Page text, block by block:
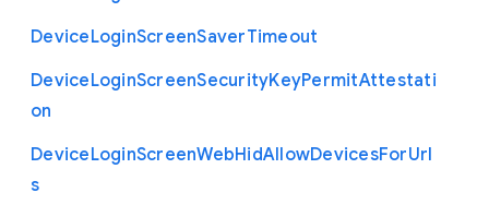
DeviceLoginScreenSaverTimeout
DeviceLoginScreenSecurityKeyPermitAttestati
on
DeviceLoginScreenWebHidAllowDevicesForUrl
s